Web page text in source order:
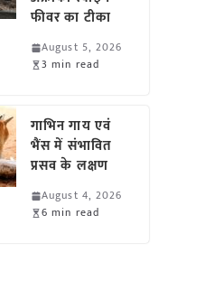
फीवर का टीका
August 5, 2026
3 min read
गाभिन गाय एवं
भैंस में संभावित
प्रसव के लक्षण
August 4, 2026
6 min read